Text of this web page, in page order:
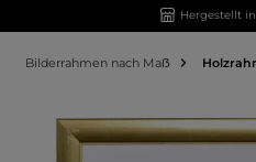
Hergestellt
Bilderrahmen nach Maẞ
Bildergalerie überspringen